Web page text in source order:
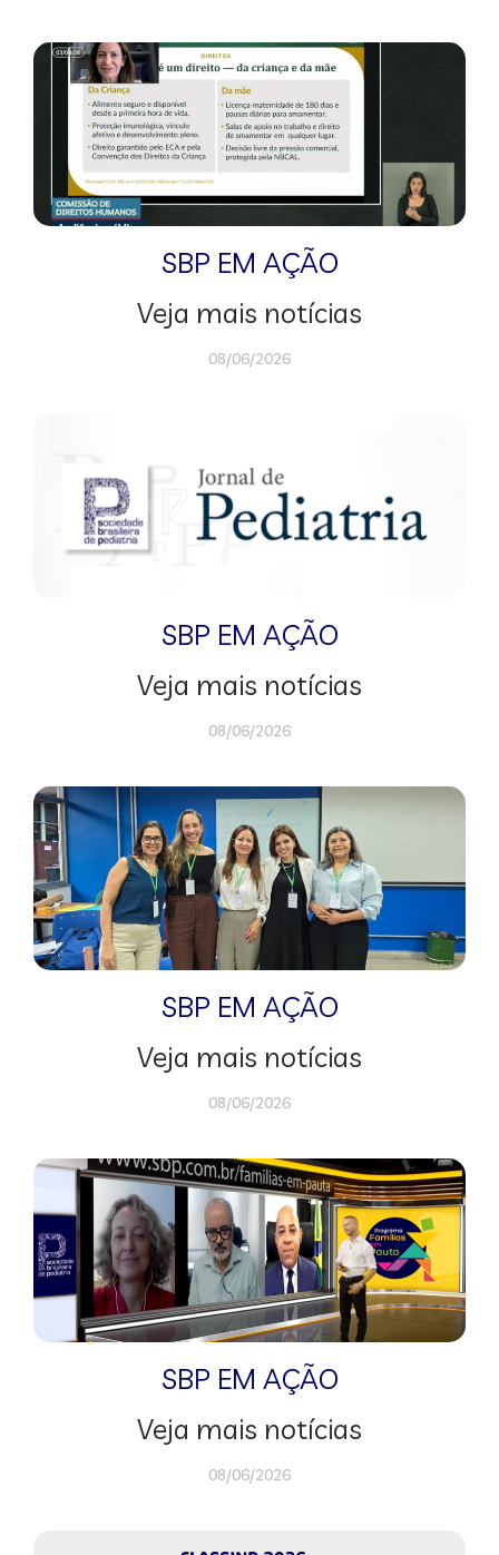
SBP EM AÇÃO
Veja mais notícias
08/06/2026
SBP EM AÇÃO
Veja mais notícias
08/06/2026
SBP EM AÇÃO
Veja mais notícias
08/06/2026
SBP EM AÇÃO
Veja mais notícias
08/06/2026